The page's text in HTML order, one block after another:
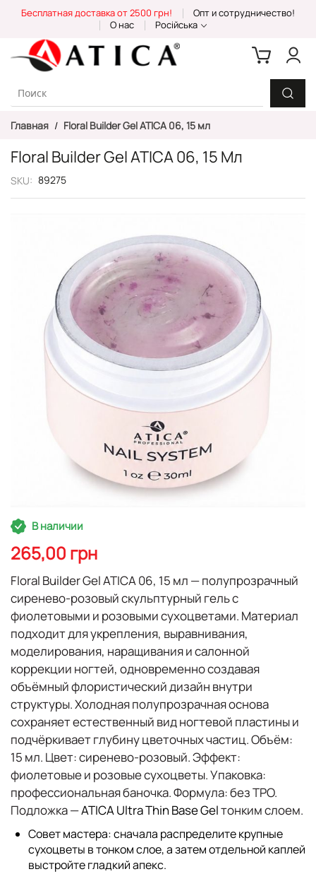
Content
Бесплатная доставка от 2500 грн!
Опт и сотрудничество!
О нас
Російська
Главная Floral Builder Gel ATICA 06, 15 мл
Floral Builder Gel ATICA 06, 15 Мл
SKU 89275
галереям
изображений
Перейти
к
началу
галереи
изображений
В наличии
265,00 грн
Floral Builder Gel ATICA 06, 15 мл — полупрозрачный
сиренево-розовый скульптурный гель с
фиолетовыми и розовыми сухоцветами. Материал
подходит дляукрепления, выравнивания,
моделирования, наращивания и салонной
коррекции ногтей, одновременно создавая
объёмный флористический дизайн внутри
структуры. Холодная полупрозрачная основа
сохраняет естественный вид ногтевой пластины и
подчёркивает глубину цветочных частиц.Объём:
15 мл. Цвет:сиренево-розовый.Эффект:
фиолетовые и розовые сухоцветы.Упаковка:
профессиональная баночка.Формула:без TPO.
Подложка —ATICA Ultra Thin Base Gelтонким слоем.
Совет мастера:сначала распределите крупные
сухоцветы в тонком слое, а затем отдельной каплей
выстройте гладкий апекс.